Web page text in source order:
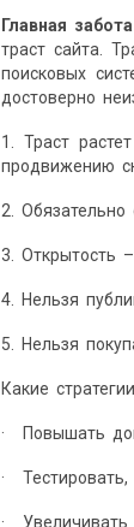
Главная забота
траст сайта.
поисковых
достоверно
1. Траст
продвижению
2.
3. Открытость
4. Нельзя
5. Нельзя
Какие
· Повышать
·
· Увеличивать